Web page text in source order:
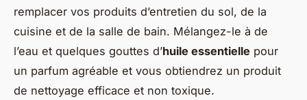
remplacer vos produits d’entretien du sol, de la
cuisine et de la salle de bain. Mélangez-le à de
l’eau et quelques gouttes d’huile essentielle pour
un parfum agréable et vous obtiendrez un produit
de nettoyage efficace et non toxique.